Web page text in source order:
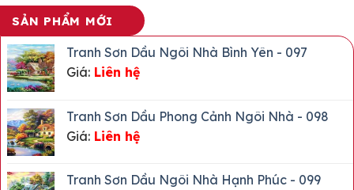
Mang
Lại
Hữu
Và
SẢN PHẨM MỚI
Tranh Sơn Dầu Ngôi Nhà Bình Yên - 097
Giá: Liên hệ
Tranh Sơn Dầu Phong Cảnh Ngôi Nhà - 098
Giá: Liên hệ
Tranh Sơn Dầu Ngôi Nhà Hạnh Phúc - 099